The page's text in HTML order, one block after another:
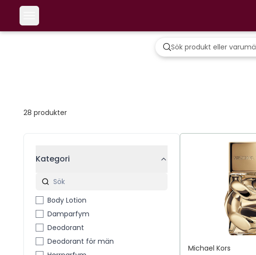
28 produkter
Kategori
Body Lotion
Damparfym
Deodorant
Deodorant för män
Michael Kors